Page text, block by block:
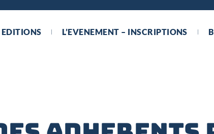
EDITIONS L’EVENEMENT – INSCRIPTIONS